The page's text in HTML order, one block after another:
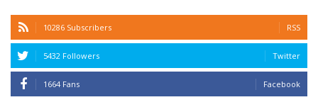
10286 Subscribers RSS
5432 Followers Twitter
1664 Fans Facebook